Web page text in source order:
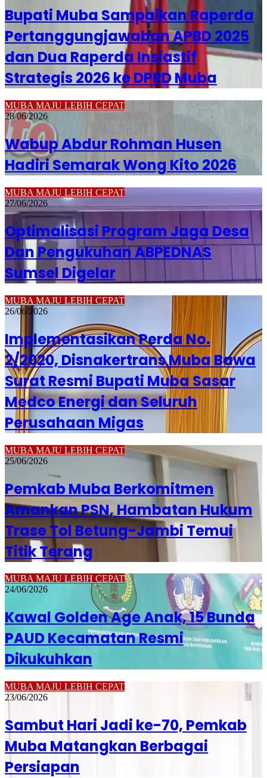
Bupati Muba Sampaikan Raperda
Pertanggungjawaban APBD 2025
dan Dua Raperda Insiastif
Strategis 2026 ke DPRD Muba
MUBA MAJU LEBIH CEPAT
28/06/2026
Wabup Abdur Rohman Husen
Hadiri Semarak Wong Kito 2026
MUBA MAJU LEBIH CEPAT
27/06/2026
Optimalisasi Program Jaga Desa
Dan Pengukuhan ABPEDNAS
Sumsel Digelar
MUBA MAJU LEBIH CEPAT
26/06/2026
Implementasikan Perda No.
2/2020, Disnakertrans Muba Bawa
Surat Resmi Bupati Muba Sasar
Medco Energi dan Seluruh
Perusahaan Migas
MUBA MAJU LEBIH CEPAT
25/06/2026
Pemkab Muba Berkomitmen
Amankan PSN, Hambatan Hukum
Trase Tol Betung-Jambi Temui
Titik Terang
MUBA MAJU LEBIH CEPAT
24/06/2026
Kawal Golden Age Anak, 15 Bunda
PAUD Kecamatan Resmi
Dikukuhkan
MUBA MAJU LEBIH CEPAT
23/06/2026
Sambut Hari Jadi ke-70, Pemkab
Muba Matangkan Berbagai
Persiapan